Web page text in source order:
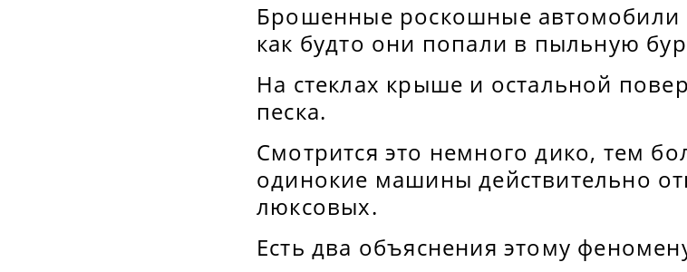
Брошенные роскошные автомобили
как будто они попали в пыльную
На стеклах крыше и остальной
песка.
Смотрится это немного дико, тем
одинокие машины действительно
люксовых.
Есть два объяснения этому